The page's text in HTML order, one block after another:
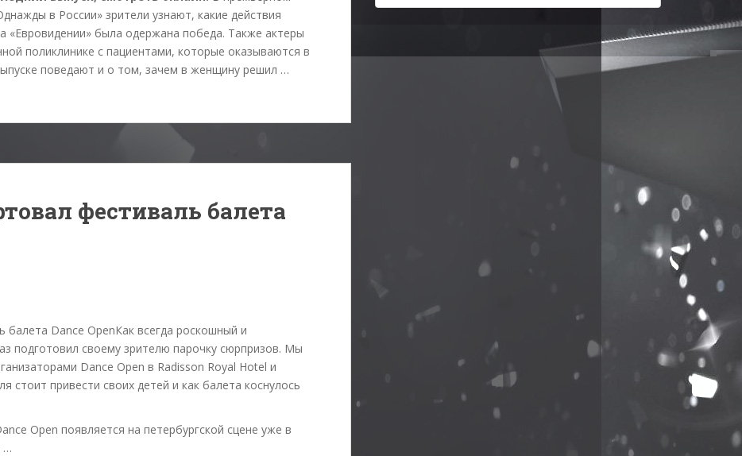
в России» зрители узнают, какие действия
«Евровидении» была одержана победа. Также актеры
поликлинике с пациентами, которые оказываются в
поведают и о том, зачем в женщину решил …
фестиваль балета
Как всегда роскошный и
подготовил своему зрителю парочку сюрпризов. Мы
Dance Open в Radisson Royal Hotel и
стоит привести своих детей и как балета коснулось
Open появляется на петербургской сцене уже в
…